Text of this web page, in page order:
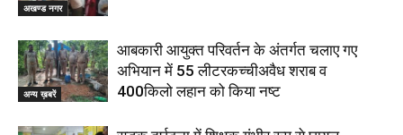
अखण्ड नगर
अन्य ख़बरें
आबकारी आयुक्त परिवर्तन के अंतर्गत चलाए गए
अभियान में 55 लीटरकच्चीअवैध शराब व
400किलो लहान को किया नष्ट